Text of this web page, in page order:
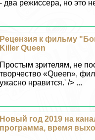
- два режиссера, но это
Рецензия к фильму
Killer Queen
Простым зрителям, не
творчество «Queen»,
ужасно нравится.' /> ...
Новый год 2019 на
программа, время